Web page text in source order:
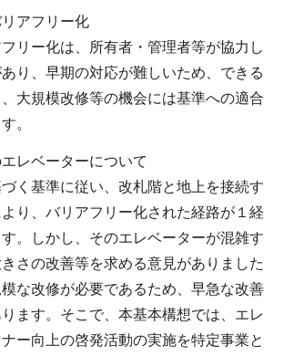
リアフリー化
リー化は、所有者・管理者等が協力し
り、早期の対応が難しいため、できる
大規模改修等の機会には基準への適合
。
エレベーターについて
く基準に従い、改札階と地上を接続す
り、バリアフリー化された経路が１経
。しかし、そのエレベーターが混雑す
さの改善等を求める意見がありました
な改修が必要であるため、早急な改善
ます。そこで、本基本構想では、エレ
ー向上の啓発活動の実施を特定事業と